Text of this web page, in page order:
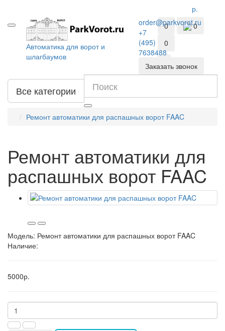
р.
Автоматика для ворот и
шлагбаумов
0
0
0
order@parkvorot.ru
+7
(495)
7638488
Заказать звонок
Все категории
Ремонт автоматики для распашных ворот FAAC
Ремонт автоматики для
распашных ворот FAAC
Модель: Ремонт автоматики для распашных ворот FAAC
Наличие:
5000р.